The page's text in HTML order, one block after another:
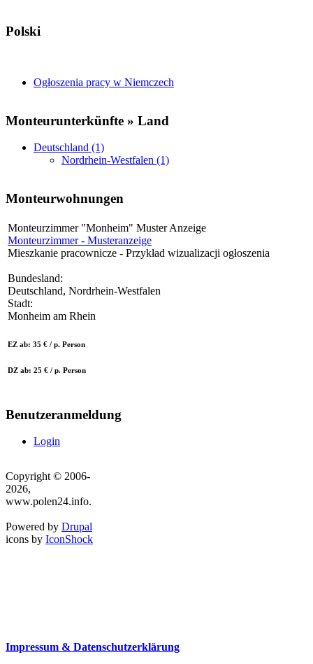
Polski
Ogłoszenia pracy w Niemczech
Monteurunterkünfte » Land
Deutschland (1)
Nordrhein-Westfalen (1)
Monteurwohnungen
Monteurzimmer "Monheim" Muster Anzeige
Monteurzimmer - Musteranzeige
Mieszkanie pracownicze - Przykład wizualizacji ogłoszenia
Bundesland:
Deutschland, Nordrhein-Westfalen
Stadt:
Monheim am Rhein
EZ ab: 35 € / p. Person
DZ ab: 25 € / p. Person
Benutzeranmeldung
Login
Copyright © 2006-
2026,
www.polen24.info.
Powered by Drupal
icons by IconShock
Impressum & Datenschutzerklärung